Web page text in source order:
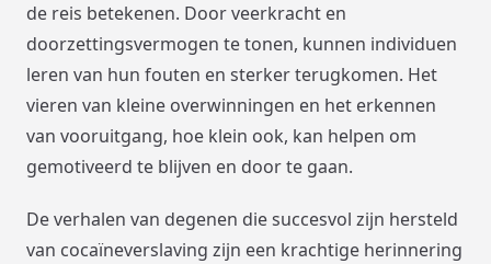
de reis betekenen. Door veerkracht en
doorzettingsvermogen te tonen, kunnen individuen
leren van hun fouten en sterker terugkomen. Het
vieren van kleine overwinningen en het erkennen
van vooruitgang, hoe klein ook, kan helpen om
gemotiveerd te blijven en door te gaan.
De verhalen van degenen die succesvol zijn hersteld
van cocaïneverslaving zijn een krachtige herinnering